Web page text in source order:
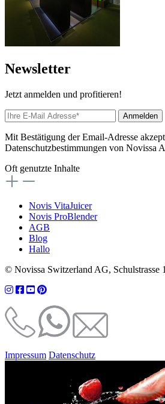
Newsletter
Jetzt anmelden und profitieren!
Anmelden
Mit Bestätigung der Email-Adresse
Datenschutzbestimmungen von Novissa
Oft genutzte Inhalte
Novis VitaJuicer
Novis ProBlender
AGB
Blog
Hallo
© Novissa Switzerland AG, Schulstrasse
Impressum Datenschutz